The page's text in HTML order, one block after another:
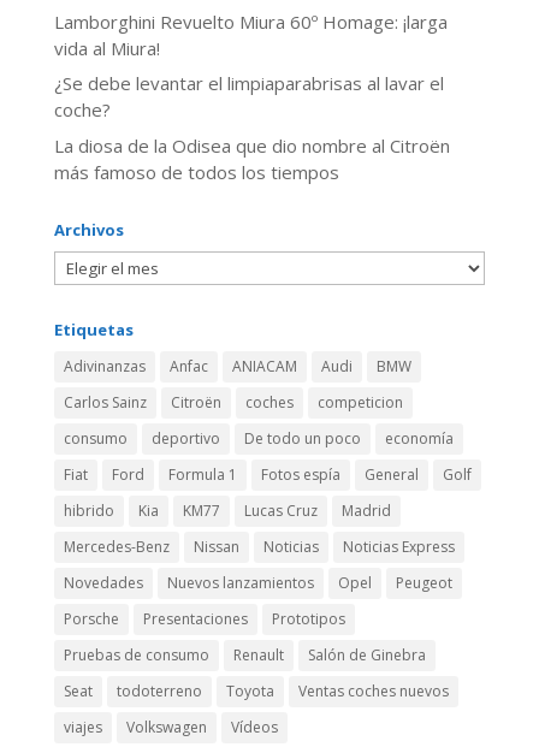
Lamborghini Revuelto Miura 60º Homage: ¡larga
vida al Miura!
¿Se debe levantar el limpiaparabrisas al lavar el
coche?
La diosa de la Odisea que dio nombre al Citroën
más famoso de todos los tiempos
Archivos
Etiquetas
Adivinanzas Anfac ANIACAM Audi
BMW
Carlos Sainz
Citroën coches
competicion
consumo
deportivo De todo un poco
economía
Fiat
Ford Formula 1 Fotos espía General
Golf
hibrido
Kia KM77 Lucas Cruz
Madrid
Mercedes-Benz
Nissan Noticias
Noticias Express
Novedades
Nuevos lanzamientos Opel
Peugeot
Porsche
Presentaciones
Prototipos
Pruebas de consumo
Renault
Salón de Ginebra
Seat
todoterreno Toyota
Ventas coches nuevos
viajes
Volkswagen Vídeos